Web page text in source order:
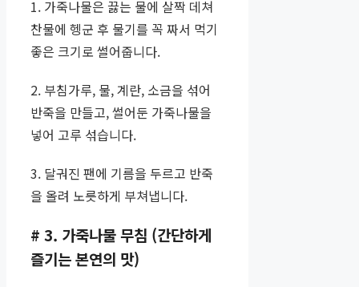
1. 가죽나물은 끓는 물에 살짝 데쳐
찬물에 헹군 후 물기를 꼭 짜서 먹기
좋은 크기로 썰어줍니다.
2. 부침가루, 물, 계란, 소금을 섞어
반죽을 만들고, 썰어둔 가죽나물을
넣어 고루 섞습니다.
3. 달궈진 팬에 기름을 두르고 반죽
을 올려 노릇하게 부쳐냅니다.
# 3. 가죽나물 무침 (간단하게
즐기는 본연의 맛)